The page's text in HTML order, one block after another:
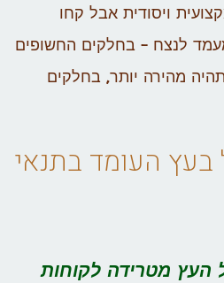
ויסודית אבל קחו
לנצח – בחלקים החשופים
מהירה יותר, בחלקים
בעץ העומד בתנאי
מטרידה לקוחות